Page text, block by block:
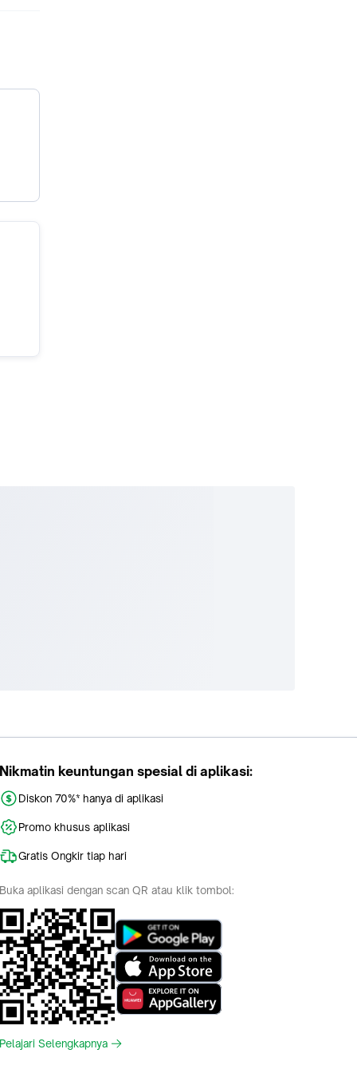
Nikmatin keuntungan spesial di aplikasi:
Diskon 70%* hanya di aplikasi
Promo khusus aplikasi
Gratis Ongkir tiap hari
Buka aplikasi dengan scan QR atau klik tombol:
Pelajari Selengkapnya